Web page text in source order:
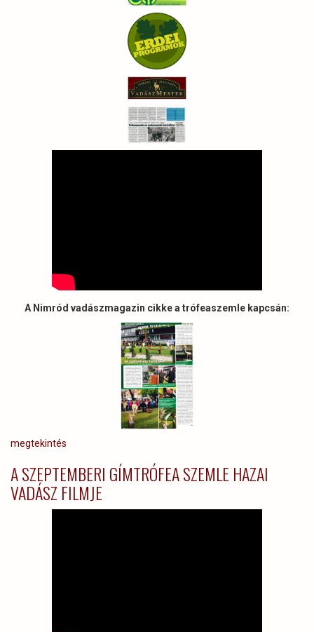
A Nimród vadászmagazin cikke a trófeaszemle kapcsán:
megtekintés
A SZEPTEMBERI GÍMTRÓFEA SZEMLE HAZAI
VADÁSZ FILMJE